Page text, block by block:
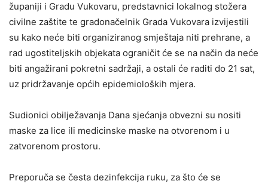
županiji i Gradu Vukovaru, predstavnici lokalnog stožera
civilne zaštite te gradonačelnik Grada Vukovara izvijestili
su kako neće biti organiziranog smještaja niti prehrane, a
rad ugostiteljskih objekata ograničit će se na način da neće
biti angažirani pokretni sadržaji, a ostali će raditi do 21 sat,
uz pridržavanje općih epidemioloških mjera.
Sudionici obilježavanja Dana sjećanja obvezni su nositi
maske za lice ili medicinske maske na otvorenom i u
zatvorenom prostoru.
Preporuča se česta dezinfekcija ruku, za što će se